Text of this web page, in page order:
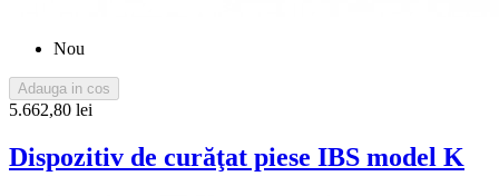
Nou
Adauga in cos
5.662,80 lei
Dispozitiv de curăţat piese IBS model K